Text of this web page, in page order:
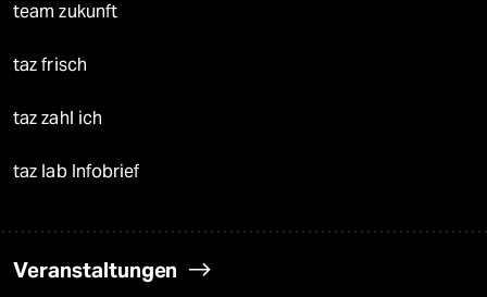
team zukunft
taz frisch
taz zahl ich
taz lab Infobrief
Veranstaltungen